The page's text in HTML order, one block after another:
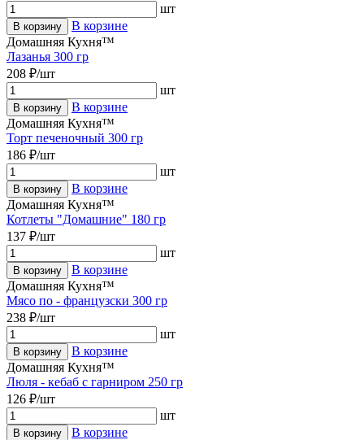
шт
В корзину
В корзине
Домашняя Кухня™
Лазанья 300 гр
208 ₽/шт
шт
В корзину
В корзине
Домашняя Кухня™
Торт печеночный 300 гр
186 ₽/шт
шт
В корзину
В корзине
Домашняя Кухня™
Котлеты "Домашние" 180 гр
137 ₽/шт
шт
В корзину
В корзине
Домашняя Кухня™
Мясо по - французски 300 гр
238 ₽/шт
шт
В корзину
В корзине
Домашняя Кухня™
Люля - кебаб с гарниром 250 гр
126 ₽/шт
шт
В корзину
В корзине